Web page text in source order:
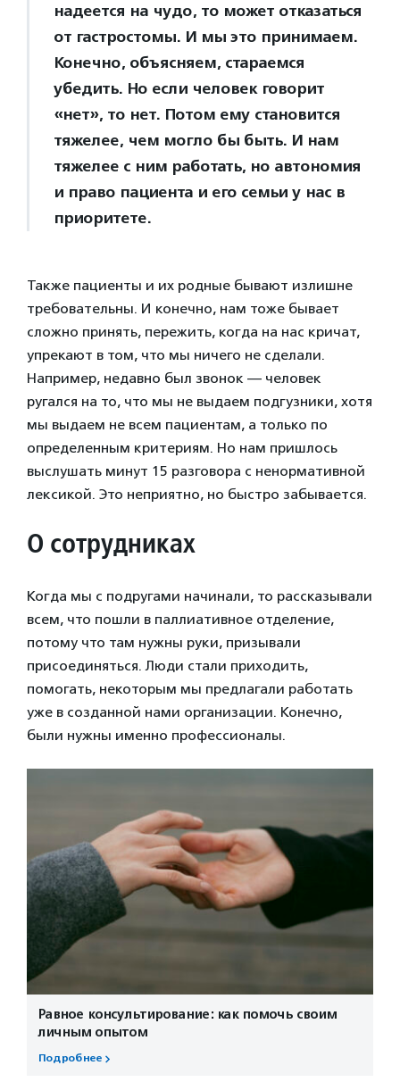
надеется на чудо, то может отказаться
от гастростомы. И мы это принимаем.
Конечно, объясняем, стараемся
убедить. Но если человек говорит
«нет», то нет. Потом ему становится
тяжелее, чем могло бы быть. И нам
тяжелее с ним работать, но автономия
и право пациента и его семьи у нас в
приоритете.
Также пациенты и их родные бывают излишне
требовательны. И конечно, нам тоже бывает
сложно принять, пережить, когда на нас кричат,
упрекают в том, что мы ничего не сделали.
Например, недавно был звонок — человек
ругался на то, что мы не выдаем подгузники, хотя
мы выдаем не всем пациентам, а только по
определенным критериям. Но нам пришлось
выслушать минут 15 разговора с ненормативной
лексикой. Это неприятно, но быстро забывается.
О сотрудниках
Когда мы с подругами начинали, то рассказывали
всем, что пошли в паллиативное отделение,
потому что там нужны руки, призывали
присоединяться. Люди стали приходить,
помогать, некоторым мы предлагали работать
уже в созданной нами организации. Конечно,
были нужны именно профессионалы.
Равное консультирование: как помочь своим
личным опытом
Подробнее